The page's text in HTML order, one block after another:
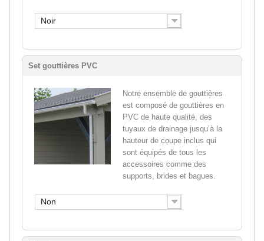
Noir
Set gouttières PVC
Notre ensemble de gouttières
est composé de gouttières en
PVC de haute qualité, des
tuyaux de drainage jusqu’à la
hauteur de coupe inclus qui
sont équipés de tous les
accessoires comme des
supports, brides et bagues.
Non